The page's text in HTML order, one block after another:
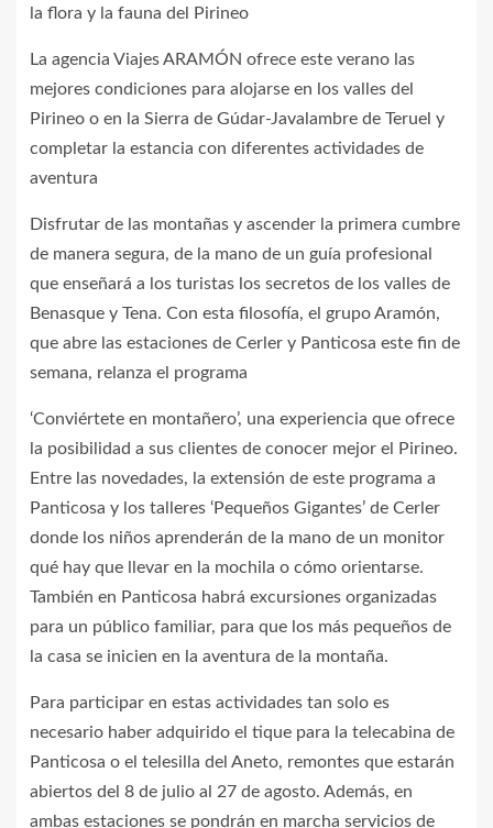
la flora y la fauna del Pirineo
La agencia Viajes ARAMÓN ofrece este verano las
mejores condiciones para alojarse en los valles del
Pirineo o en la Sierra de Gúdar-Javalambre de Teruel y
completar la estancia con diferentes actividades de
aventura
Disfrutar de las montañas y ascender la primera cumbre
de manera segura, de la mano de un guía profesional
que enseñará a los turistas los secretos de los valles de
Benasque y Tena. Con esta filosofía, el grupo Aramón,
que abre las estaciones de Cerler y Panticosa este fin de
semana, relanza el programa
‘Conviértete en montañero’, una experiencia que ofrece
la posibilidad a sus clientes de conocer mejor el Pirineo.
Entre las novedades, la extensión de este programa a
Panticosa y los talleres ‘Pequeños Gigantes’ de Cerler
donde los niños aprenderán de la mano de un monitor
qué hay que llevar en la mochila o cómo orientarse.
También en Panticosa habrá excursiones organizadas
para un público familiar, para que los más pequeños de
la casa se inicien en la aventura de la montaña.
Para participar en estas actividades tan solo es
necesario haber adquirido el tique para la telecabina de
Panticosa o el telesilla del Aneto, remontes que estarán
abiertos del 8 de julio al 27 de agosto. Además, en
ambas estaciones se pondrán en marcha servicios de